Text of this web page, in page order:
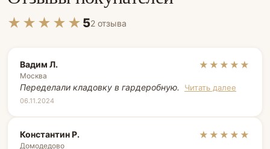
★★★★★ 52 отзыва
Вадим Л.
Москва
★★★★★
Переделали кладовку в гардеробную. Читать далее
06.11.2024
Константин Р.
Домодедово
★★★★★